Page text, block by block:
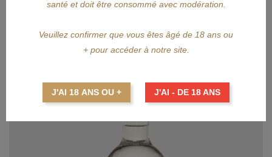
santé et doit être consommé avec modération.
Veuillez confirmer que vous êtes âgé de 18 ans ou
+ pour accéder à notre site.
J'AI 18 ANS OU + J'AI - DE 18 ANS